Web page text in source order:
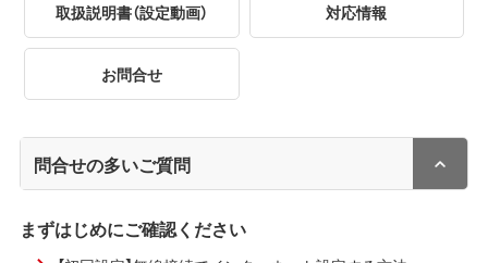
取扱説明書（設定動画） 対応情報
お問合せ
問合せの多いご質問
まずはじめにご確認ください